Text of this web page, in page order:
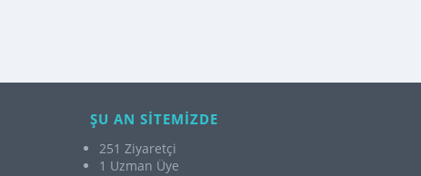
ŞU AN SİTEMİZDE
251 Ziyaretçi
1 Uzman Üye